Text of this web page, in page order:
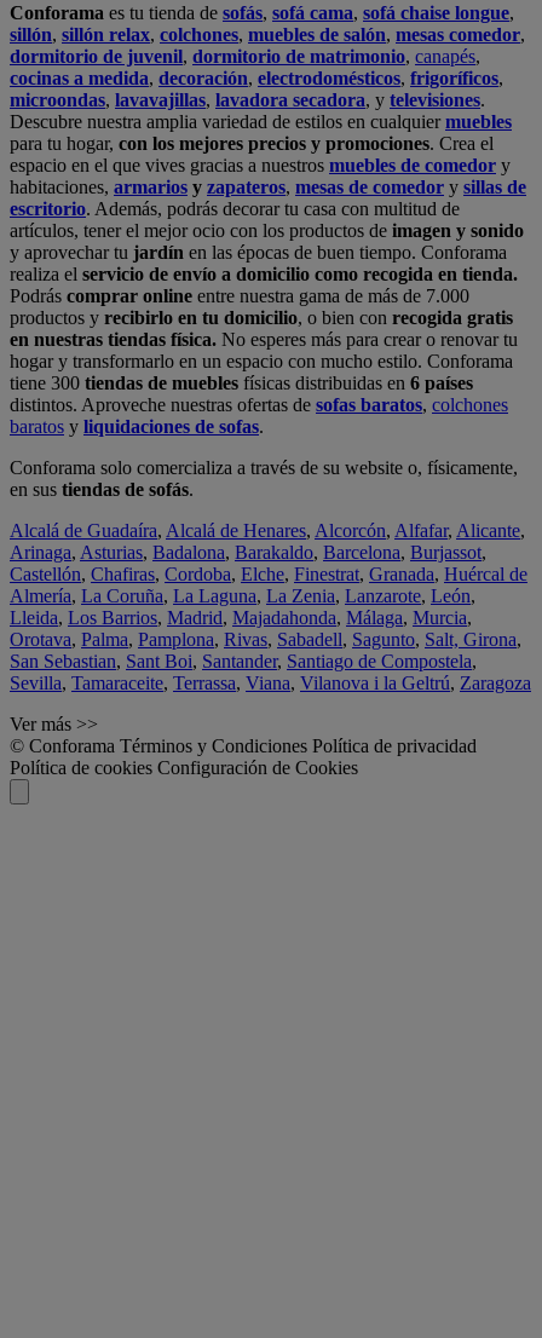
Conforama es tu tienda de sofás, sofá cama, sofá chaise longue,
sillón, sillón relax, colchones, muebles de salón, mesas comedor,
dormitorio de juvenil, dormitorio de matrimonio, canapés,
cocinas a medida, decoración, electrodomésticos, frigoríficos,
microondas, lavavajillas, lavadora secadora, y televisiones.
Descubre nuestra amplia variedad de estilos en cualquiermuebles
para tu hogar, con los mejores precios y promociones. Crea el
espacio en el que vives gracias a nuestros muebles de comedor y
habitaciones, armarios y zapateros, mesas de comedor y sillas de
escritorio. Además, podrás decorar tu casa con multitud de
artículos, tener el mejor ocio con los productos de imagen y sonido
y aprovechar tu jardín en las épocas de buen tiempo. Conforama
realiza el servicio de envío a domicilio como recogida en tienda.
Podrás comprar online entre nuestra gama de más de 7.000
productos y recibirlo en tu domicilio, o bien con recogida gratis
en nuestras tiendas física. No esperes más para crear o renovar tu
hogar y transformarlo en un espacio con mucho estilo. Conforama
tiene 300 tiendas de muebles físicas distribuidas en 6 países
distintos. Aproveche nuestras ofertas de sofas baratos, colchones
baratos y liquidaciones de sofas.
Conforama solo comercializa a través de su website o, físicamente,
en sus tiendas de sofás.
Alcalá de Guadaíra, Alcalá de Henares, Alcorcón, Alfafar, Alicante,
Arinaga, Asturias, Badalona, Barakaldo, Barcelona, Burjassot,
Castellón, Chafiras, Cordoba, Elche, Finestrat, Granada, Huércal de
Almería, La Coruña, La Laguna, La Zenia, Lanzarote, León,
Lleida, Los Barrios, Madrid, Majadahonda, Málaga, Murcia,
Orotava, Palma, Pamplona, Rivas, Sabadell, Sagunto, Salt, Girona,
San Sebastian, Sant Boi, Santander, Santiago de Compostela,
Sevilla, Tamaraceite, Terrassa, Viana, Vilanova i la Geltrú, Zaragoza
Ver más >>
© Conforama Términos y Condiciones Política de privacidad
Política de cookies Configuración de Cookies